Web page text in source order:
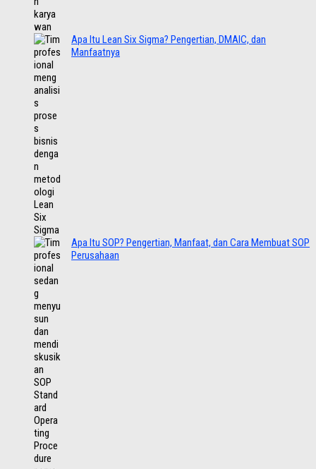
Apa Itu Lean Six Sigma? Pengertian, DMAIC, dan
Manfaatnya
Apa Itu SOP? Pengertian, Manfaat, dan Cara Membuat SOP
Perusahaan